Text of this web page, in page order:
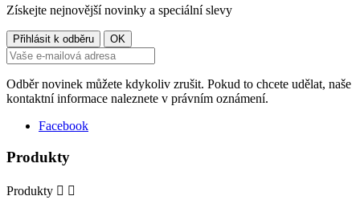
Získejte nejnovější novinky a speciální slevy
Odběr novinek můžete kdykoliv zrušit. Pokud to chcete udělat, naše
kontaktní informace naleznete v právním oznámení.
Facebook
Produkty
Produkty  